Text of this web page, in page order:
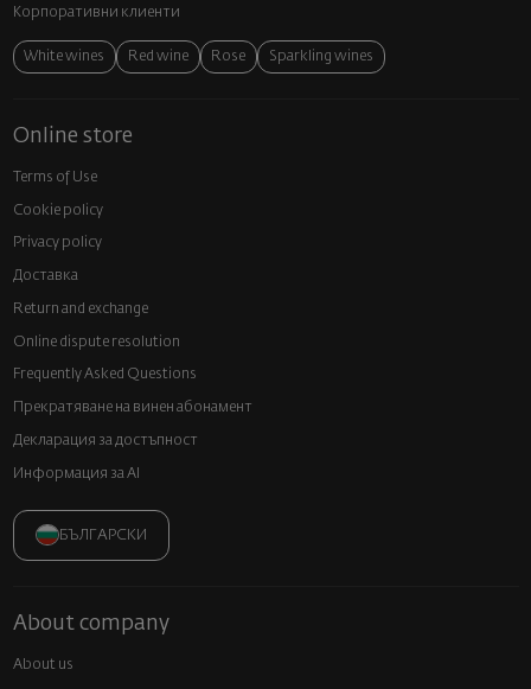
Корпоративни клиенти
White wines Red wine Rose Sparkling wines
Online store
Terms of Use
Cookie policy
Privacy policy
Доставка
Return and exchange
Online dispute resolution
Frequently Asked Questions
Прекратяване на винен абонамент
Декларация за достъпност
Информация за AI
БЪЛГАРСКИ
About company
About us